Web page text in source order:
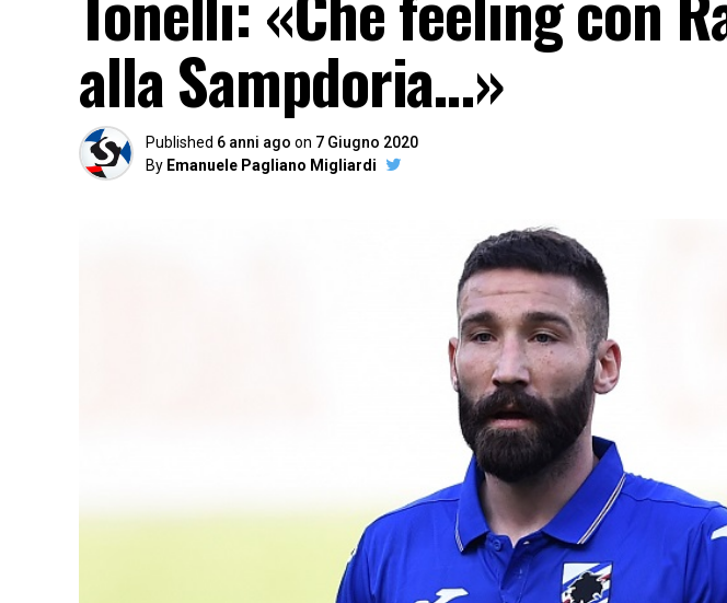
alla Sampdoria…»
Published 6 anni ago on 7 Giugno 2020
By Emanuele Pagliano Migliardi